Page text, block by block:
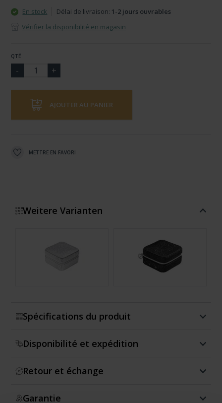
En stock Délai de livraison: 1-2 jours ouvrables
Vérifier la disponibilité en magasin
QTÉ
AJOUTER AU PANIER
METTRE EN FAVORI
Weitere Varianten
Spécifications du produit
Disponibilité et expédition
Retour et échange
Garantie